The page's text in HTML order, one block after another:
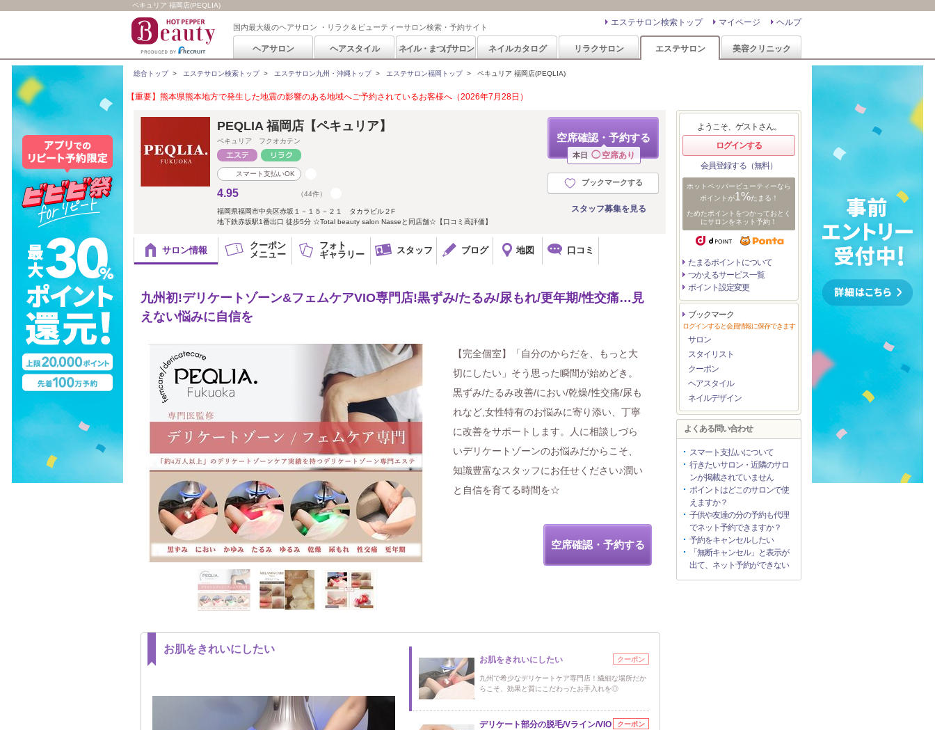
ペキュリア 福岡店(PEQLIA)
国内最大級のヘアサロン ・リラク＆ビューティーサロン検索・予約サイト ヘルプ
マイページ
エステサロン検索トップ
ヘアサロン ヘアスタイル ネイル・まつげサロン ネイルカタログ リラクサロン エステサロン 美容クリニック
総合トップ> エステサロン検索トップ> エステサロン九州・沖縄トップ> エステサロン福岡トップ> ペキュリア 福岡店(PEQLIA)
【重要】熊本県熊本地方で発生した地震の影響のある地域へご予約されているお客様へ（2026年7月28日）
空席確認・予約する
本日 ◯ 空席あり
ブックマークする
スタッフ募集を見る
PEQLIA 福岡店【ペキュリア】
ペキュリア フクオカテン
スマート支払いOK
4.95 （44件）
福岡県福岡市中央区赤坂１－１５－２１ タカラビル２F
地下鉄赤坂駅1番出口 徒歩5分 ☆Total beauty salon Nasseと同店舗☆【口コミ高評価】
サロン情報
クーポン
メニュー
フォト
ギャラリー
スタッフ ブログ 地図 口コミ
九州初!デリケートゾーン&フェムケアVIO専門店!黒ずみ/たるみ/尿もれ/更年期/性交痛…見
えない悩みに自信を
【完全個室】「自分のからだを、もっと大
切にしたい」そう思った瞬間が始めどき。
黒ずみ/たるみ改善/におい/乾燥/性交痛/尿も
れなど,女性特有のお悩みに寄り添い、丁寧
に改善をサポートします。人に相談しづら
いデリケートゾーンのお悩みだからこそ、
知識豊富なスタッフにお任せください♪潤い
と自信を育てる時間を☆
空席確認・予約する
お肌をきれいにしたい
お肌をきれいにしたい クーポン
九州で希少なデリケートケア専門店！繊細な場所だか
らこそ、効果と質にこだわったお手入れを◎
デリケート部分の脱毛/Vライン/VIO クーポン
ようこそ、ゲストさん。
ログインする
会員登録する（無料）
ホットペッパービューティーなら
ポイントが1%たまる！
ためたポイントをつかっておとく
にサロンをネット予約！
たまるポイントについて
つかえるサービス一覧
ポイント設定変更
ブックマーク
ログインすると会員情報に保存できます
サロン
スタイリスト
クーポン
ヘアスタイル
ネイルデザイン
よくある問い合わせ
スマート支払いについて
行きたいサロン・近隣のサロ
ンが掲載されていません
ポイントはどこのサロンで使
えますか？
子供や友達の分の予約も代理
でネット予約できますか？
予約をキャンセルしたい
「無断キャンセル」と表示が
出て、ネット予約ができない